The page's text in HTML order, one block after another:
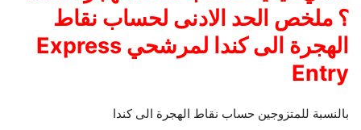
؟ ملخص الحد الادنى لحساب نقاط
الهجرة الى كندا لمرشحي Express
Entry
بالنسبة للمتزوجين حساب نقاط الهجرة الى كندا